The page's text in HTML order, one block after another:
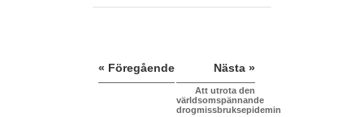
« Föregående Nästa »
Att utrota den
världsomspännande
drogmissbruksepidemin